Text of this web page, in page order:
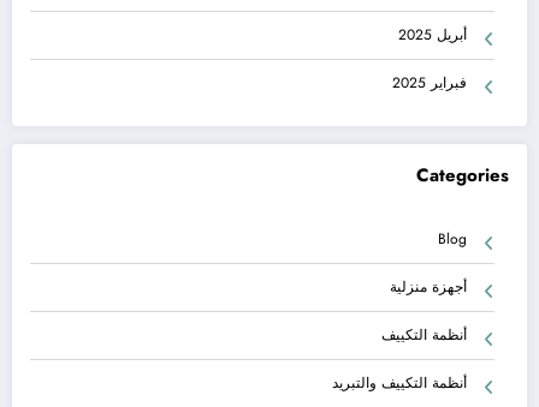
أبريل 2025
فبراير 2025
Categories
Blog
أجهزة منزلية
أنظمة التكييف
أنظمة التكييف والتبريد